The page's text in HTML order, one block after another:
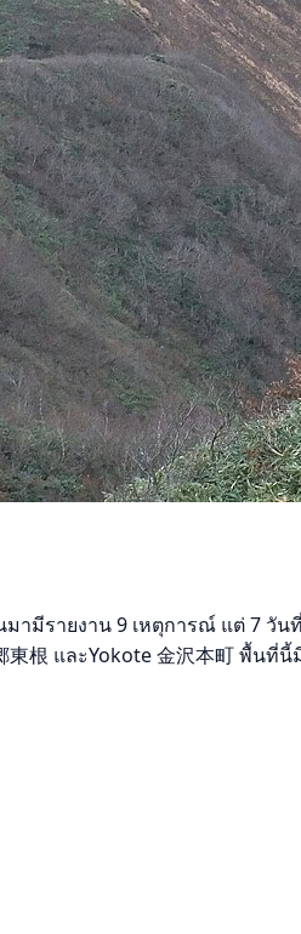
ามีรายงาน 9 เหตุการณ์ แต่ 7
根 และYokote 金沢本町 พื้น